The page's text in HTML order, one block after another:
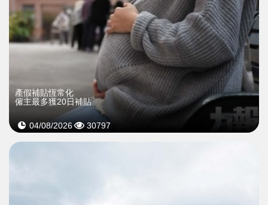
產假補貼恆常化
僱主最多獲20日補貼
04/08/2026 30797